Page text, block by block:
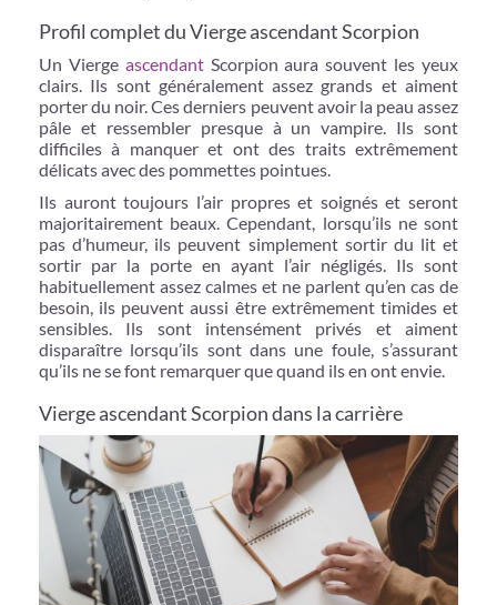
Profil complet du Vierge ascendant Scorpion
Un Vierge ascendantScorpion aura souvent les yeux
clairs. Ils sont généralement assez grands et aiment
porter du noir. Ces derniers peuvent avoir la peau assez
pâle et ressembler presque à un vampire. Ils sont
difficiles à manquer et ont des traits extrêmement
délicats avec des pommettes pointues.
Ils auront toujours l’air propres et soignés et seront
majoritairement beaux. Cependant, lorsqu’ils ne sont
pas d’humeur, ils peuvent simplement sortir du lit et
sortir par la porte en ayant l’air négligés. Ils sont
habituellement assez calmes et ne parlent qu’en cas de
besoin, ils peuvent aussi être extrêmement timides et
sensibles. Ils sont intensément privés et aiment
disparaître lorsqu’ils sont dans une foule, s’assurant
qu’ils ne se font remarquer que quand ils en ont envie.
Vierge ascendant Scorpion dans la carrière